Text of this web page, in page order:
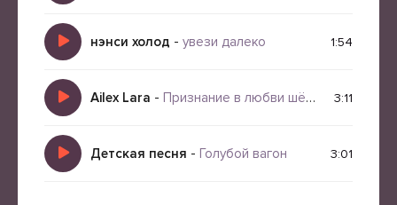
нэнси холод - увези далеко 1:54
Ailex Lara - Признание в любви шёпот 3:11
Детская песня - Голубой вагон 3:01